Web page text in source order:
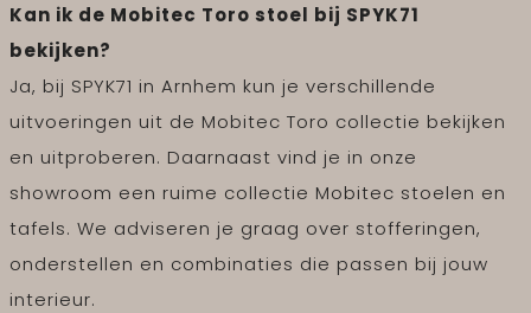
Kan ik de Mobitec Toro stoel bij SPYK71
bekijken?
Ja, bij SPYK71 in Arnhem kun je verschillende
uitvoeringen uit de Mobitec Toro collectie bekijken
en uitproberen. Daarnaast vind je in onze
showroom een ruime collectie Mobitec stoelen en
tafels. We adviseren je graag over stofferingen,
onderstellen en combinaties die passen bij jouw
interieur.